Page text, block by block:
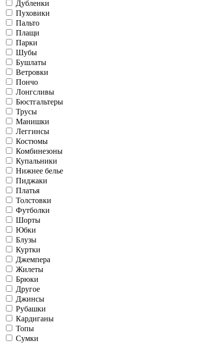
Дубленки
Пуховики
Пальто
Плащи
Парки
Шубы
Бушлаты
Ветровки
Пончо
Лонгсливы
Бюстгальтеры
Трусы
Манишки
Леггинсы
Костюмы
Комбинезоны
Купальники
Нижнее белье
Пиджаки
Платья
Толстовки
Футболки
Шорты
Юбки
Блузы
Куртки
Джемпера
Жилеты
Брюки
Другое
Джинсы
Рубашки
Кардиганы
Топы
Сумки